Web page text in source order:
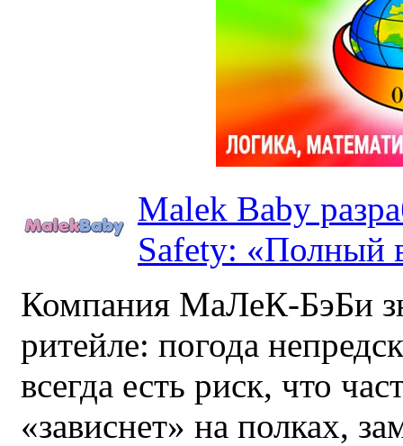
Malek Baby
Safety: «Полный
Компания МаЛеК-БэБи
ритейле: погода
всегда есть риск, что
«зависнет» на полках,